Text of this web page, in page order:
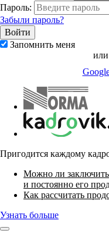
Пароль:
Забыли пароль?
Запомнить меня
или
Пригодится каждому
Можно ли
и постоянно его
Как рассчитать
Узнать больше